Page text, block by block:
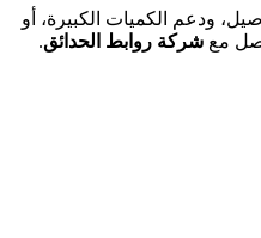
ودعم الكميات الكبيرة، أو
مع شركة روابط الحدائق.